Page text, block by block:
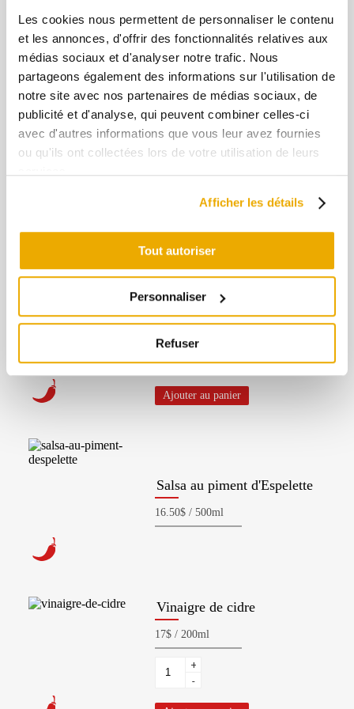
Les cookies nous permettent de personnaliser le contenu
et les annonces, d'offrir des fonctionnalités relatives aux
médias sociaux et d'analyser notre trafic. Nous
partageons également des informations sur l'utilisation de
notre site avec nos partenaires de médias sociaux, de
publicité et d'analyse, qui peuvent combiner celles-ci
avec d'autres informations que vous leur avez fournies
ou qu'ils ont collectées lors de votre utilisation de leurs
Afficher les détails
Tout autoriser
Personnaliser
Refuser
représentant les sept provinces basques
protéger les dos du bétail. Son histoire provient donc
Classé à 4 sur l’échelle de Scoville, le piment
d’Espelette est aussi doux que le poivre. Sa
singularité réside dans son parfum floral et végétal,
le distinguant parmi les variétés de piments. Depuis
cinq siècles, il ajoute sa saveur à la cuisine
traditionnelle basque.
Pour en apprendre davantage, visitez notre
mettons à disposition certains
propriétaires.
Caviar au piment d'Espelette
+
-
Ajouter au panier
Salsa au piment d'Espelette
Vinaigre de cidre
+
-